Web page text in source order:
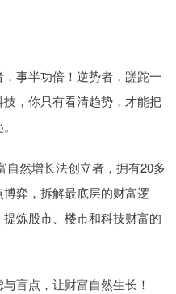
事半功倍！逆势者，蹉跎一
，你只有看清趋势，才能把
自然增长法创立者，拥有20多
弈，拆解最底层的财富逻
炼股市、楼市和科技财富的
盲点，让财富自然生长！